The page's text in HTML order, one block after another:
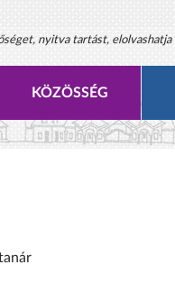
nyitva tartást,
KÖZÖSSÉG